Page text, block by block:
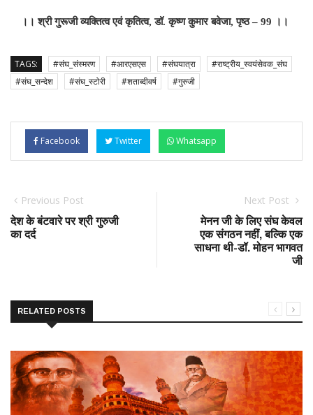
।। श्री गुरूजी व्यक्तित्व एवं कृतित्व,डॉ. कृष्ण कुमार बवेजा,पृष्ठ– 99 ।।
TAGS: #संघ_संस्मरण #आरएसएस #संघयात्रा
#राष्ट्रीय_स्वयंसेवक_संघ
#संघ_सन्देश
#संघ_स्टोरी #शताब्दीवर्ष #गुरुजी
Facebook Twitter Whatsapp
Previous Post
देश के बंटवारे पर श्री गुरुजी
का दर्द
Next Post
मेनन जी के लिए संघ केवल
एक संगठन नहीं, बल्कि एक
साधना थी-डॉ. मोहन भागवत
जी
RELATED POSTS